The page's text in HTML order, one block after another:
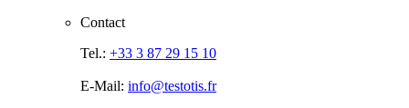
Contact
Tel.: +33 3 87 29 15 10
E-Mail: info@testotis.fr